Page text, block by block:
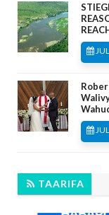
TAARIFA